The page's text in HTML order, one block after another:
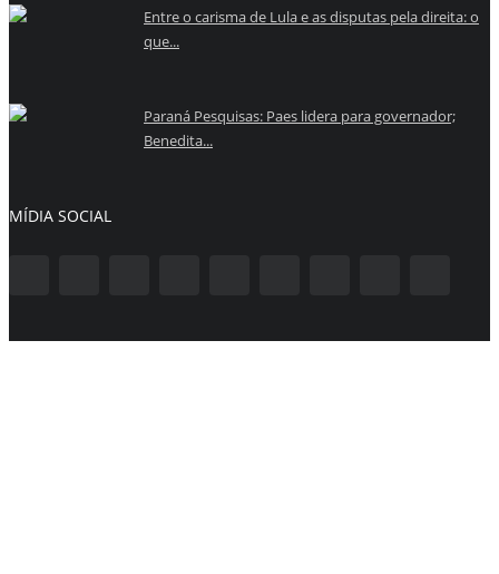
Entre o carisma de Lula e as disputas pela direita: o
que...
Paraná Pesquisas: Paes lidera para governador;
Benedita...
MÍDIA SOCIAL